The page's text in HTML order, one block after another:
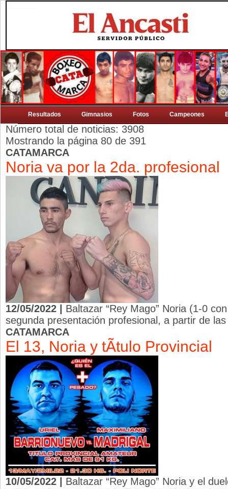
Resultados Gimnasios Fotos Campeones
Número total de noticias: 3908
Mostrando la página 80 de 391
CATAMARCA
Noria va por la 2da. profesional
12/05/2022 | Baltazar “Rey Mago” Noria (1-0
segunda presentación profesional, a partir de
CATAMARCA
El 13, Noria y tÃ­tulo Provincial
10/05/2022 | Baltazar “Rey Mago” Noria y el